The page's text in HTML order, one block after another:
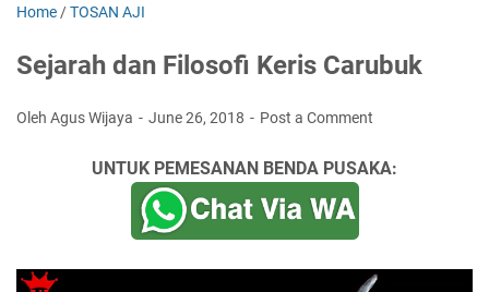
Home /TOSAN AJI
Sejarah dan Filosofi Keris Carubuk
Oleh Agus Wijaya June 26, 2018 Post a Comment
UNTUK PEMESANAN BENDA PUSAKA: